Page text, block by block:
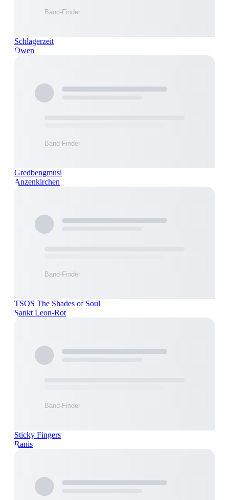
Schlagerzeit
Owen
Gredbengmusi
Anzenkirchen
TSOS The Shades of Soul
Sankt Leon-Rot
Sticky Fingers
Ranis